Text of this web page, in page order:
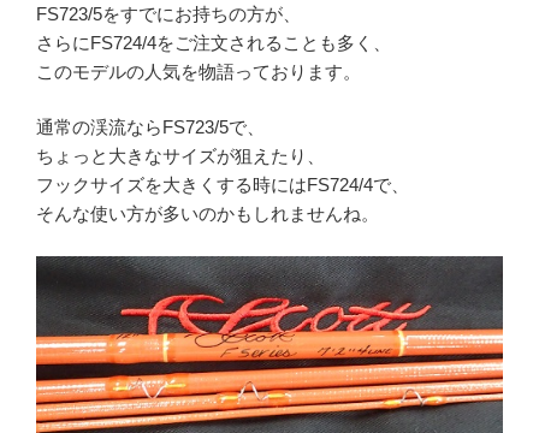
FS723/5をすでにお持ちの方が、
さらにFS724/4をご注文されることも多く、
このモデルの人気を物語っております。
通常の渓流ならFS723/5で、
ちょっと大きなサイズが狙えたり、
フックサイズを大きくする時にはFS724/4で、
そんな使い方が多いのかもしれませんね。